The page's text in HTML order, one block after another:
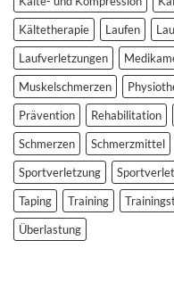
Kältetherapie
Laufen
Laufverletzungen
Muskelschmerzen
Prävention
Rehabilitation
Schmerzen
Schmerzmittel
Sportverletzung
Taping
Training
Überlastung